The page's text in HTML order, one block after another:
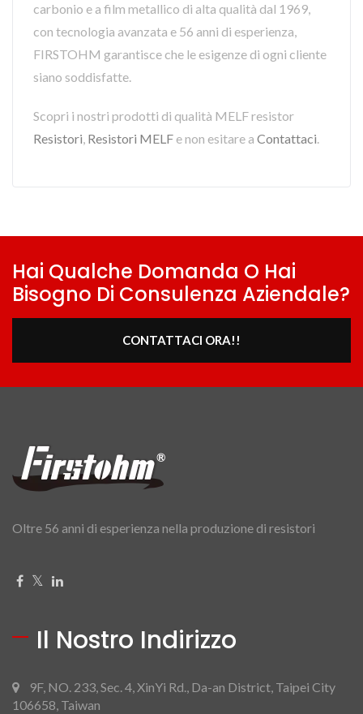
carbonio e a film metallico di alta qualità dal 1969,
con tecnologia avanzata e 56 anni di esperienza,
FIRSTOHM garantisce che le esigenze di ogni cliente
siano soddisfatte.
Scopri i nostri prodotti di qualità MELF resistor
Resistori, Resistori MELF e non esitare a Contattaci.
Hai Qualche Domanda O Hai
Bisogno Di Consulenza Aziendale?
CONTATTACI ORA!!
Oltre 56 anni di esperienza nella produzione di resistori
Il Nostro Indirizzo
9F, NO. 233, Sec. 4, XinYi Rd., Da-an District, Taipei City
106658, Taiwan